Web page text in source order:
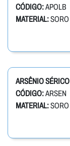
CÓDIGO:APOLB
MATERIAL:SORO
ARSÊNIO SÉRICO
CÓDIGO:ARSEN
MATERIAL:SORO